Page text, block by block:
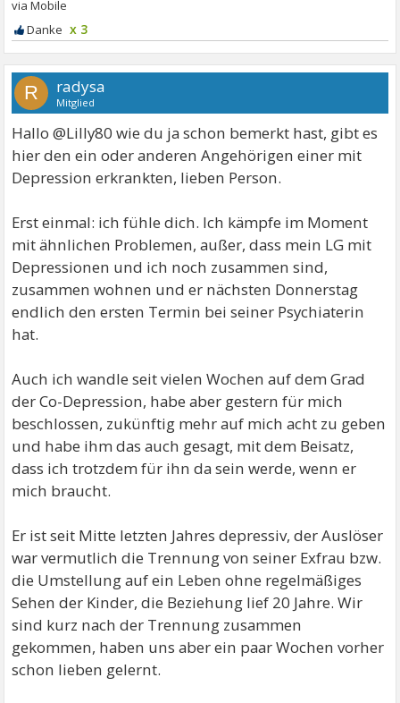
x 3
R radysa
Mitglied
Hallo @Lilly80 wie du ja schon bemerkt hast, gibt es
hier den ein oder anderen Angehörigen einer mit
Depression erkrankten, lieben Person.
Erst einmal: ich fühle dich. Ich kämpfe im Moment
mit ähnlichen Problemen, außer, dass mein LG mit
Depressionen und ich noch zusammen sind,
zusammen wohnen und er nächsten Donnerstag
endlich den ersten Termin bei seiner Psychiaterin
hat.
Auch ich wandle seit vielen Wochen auf dem Grad
der Co-Depression, habe aber gestern für mich
beschlossen, zukünftig mehr auf mich acht zu geben
und habe ihm das auch gesagt, mit dem Beisatz,
dass ich trotzdem für ihn da sein werde, wenn er
mich braucht.
Er ist seit Mitte letzten Jahres depressiv, der Auslöser
war vermutlich die Trennung von seiner Exfrau bzw.
die Umstellung auf ein Leben ohne regelmäßiges
Sehen der Kinder, die Beziehung lief 20 Jahre. Wir
sind kurz nach der Trennung zusammen
gekommen, haben uns aber ein paar Wochen vorher
schon lieben gelernt.